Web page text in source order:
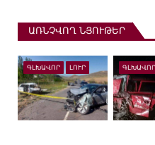
ԱՌՆՉՎՈՂ ՆՅՈՒԹԵՐ
ԳԼԽԱՎՈՐ ԼՈՒՐ ԳԼԽԱՎՈՐ